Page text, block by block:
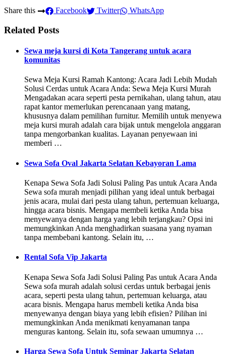
Share this Facebook Twitter WhatsApp
Related Posts
Sewa meja kursi di Kota Tangerang untuk acara
komunitas
Sewa Meja Kursi Ramah Kantong: Acara Jadi Lebih Mudah
Solusi Cerdas untuk Acara Anda: Sewa Meja Kursi Murah
Mengadakan acara seperti pesta pernikahan, ulang tahun, atau
rapat kantor memerlukan perencanaan yang matang,
khususnya dalam pemilihan furnitur. Memilih untuk menyewa
meja kursi murah adalah cara bijak untuk mengelola anggaran
tanpa mengorbankan kualitas. Layanan penyewaan ini
memberi …
Sewa Sofa Oval Jakarta Selatan Kebayoran Lama
Kenapa Sewa Sofa Jadi Solusi Paling Pas untuk Acara Anda
Sewa sofa murah menjadi pilihan yang ideal untuk berbagai
jenis acara, mulai dari pesta ulang tahun, pertemuan keluarga,
hingga acara bisnis. Mengapa membeli ketika Anda bisa
menyewanya dengan harga yang lebih terjangkau? Opsi ini
memungkinkan Anda menghadirkan suasana yang nyaman
tanpa membebani kantong. Selain itu, …
Rental Sofa Vip Jakarta
Kenapa Sewa Sofa Jadi Solusi Paling Pas untuk Acara Anda
Sewa sofa murah adalah solusi cerdas untuk berbagai jenis
acara, seperti pesta ulang tahun, pertemuan keluarga, atau
acara bisnis. Mengapa harus membeli ketika Anda bisa
menyewanya dengan biaya yang lebih efisien? Pilihan ini
memungkinkan Anda menikmati kenyamanan tanpa
menguras kantong. Selain itu, sofa sewaan umumnya …
Harga Sewa Sofa Untuk Seminar Jakarta Selatan